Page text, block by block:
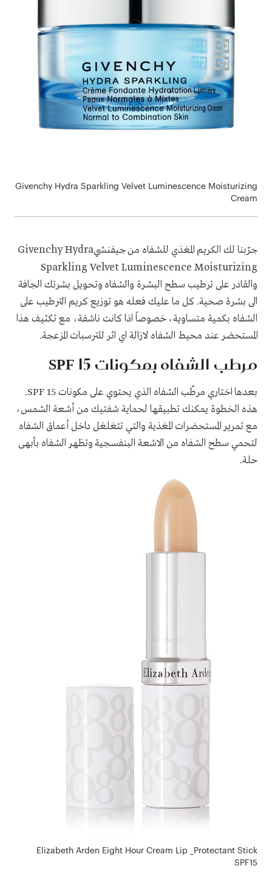
Givenchy Hydra Sparkling Velvet Luminescence Moisturizing
Cream
جرّبنا لك الكريم المغذي للشفاه من جيفنشيGivenchy Hydra
Sparkling Velvet Luminescence Moisturizing
والقادر على ترطيب سطح البشرة والشفاه وتحويل بشرتك الجافة
الى بشرة صحية. كل ما عليك فعله هو توزيع كريم الترطيب على
الشفاه بكمية متساوية، خصوصاً اذا كانت ناشفة، مع تكثيف هذا
المستحضر عند محيط الشفاه لازالة اي اثر للترسبات المزعجة.
مرطب الشفاه بمكونات SPF 15
بعدها اختاري مرطّب الشفاه الذي يحتوي على مكونات SPF 15.
هذه الخطوة يمكنك تطبيقها لحماية شفتيك من أشعة الشمس،
مع تمرير المستحضرات المغذية والتي تتغلغل داخل أعماق الشفاه
لتحمي سطح الشفاه من الاشعة البنفسجية وتظهر الشفاه بأبهى
حلة.
Elizabeth Arden Eight Hour Cream Lip _Protectant Stick
SPF15